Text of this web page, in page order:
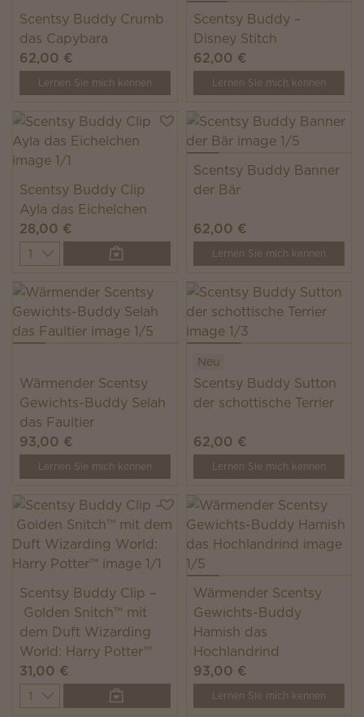
Scentsy Buddy Crumb
das Capybara
62,00 €
Lernen Sie mich kennen
Scentsy Buddy –
Disney Stitch
62,00 €
Lernen Sie mich kennen
Scentsy Buddy Clip
Ayla das Eichelchen
28,00 €
Quantity
Scentsy Buddy Banner
der Bär
62,00 €
Lernen Sie mich kennen
Wärmender Scentsy
Gewichts-Buddy Selah
das Faultier
93,00 €
Lernen Sie mich kennen
Neu
Scentsy Buddy Sutton
der schottische Terrier
62,00 €
Lernen Sie mich kennen
Scentsy Buddy Clip –
Golden Snitch™ mit
dem Duft Wizarding
World: Harry Potter™
31,00 €
Quantity
Wärmender Scentsy
Gewichts-Buddy
Hamish das
Hochlandrind
93,00 €
Lernen Sie mich kennen